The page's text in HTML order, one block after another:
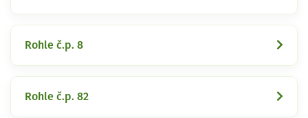
Rohle č.p. 8
Rohle č.p. 82